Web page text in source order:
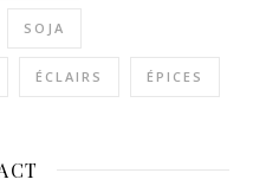
SOJA
ÉCLAIRS ÉPICES